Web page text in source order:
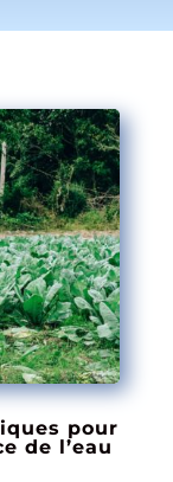
pour
de l’eau